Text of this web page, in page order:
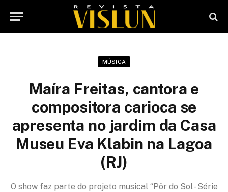
MÚSICA
Maíra Freitas, cantora e
compositora carioca se
apresenta no jardim da Casa
Museu Eva Klabin na Lagoa
(RJ)
O show faz parte do projeto musical “Pôr do Sol - Série